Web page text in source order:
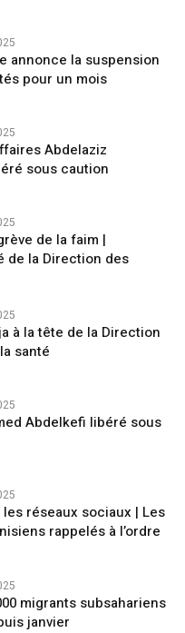
annonce la suspension
pour un mois
Abdelaziz
sous caution
de la faim |
de la Direction des
à la tête de la Direction
santé
Abdelkefi libéré sous
réseaux sociaux | Les
rappelés à l’ordre
migrants subsahariens
janvier